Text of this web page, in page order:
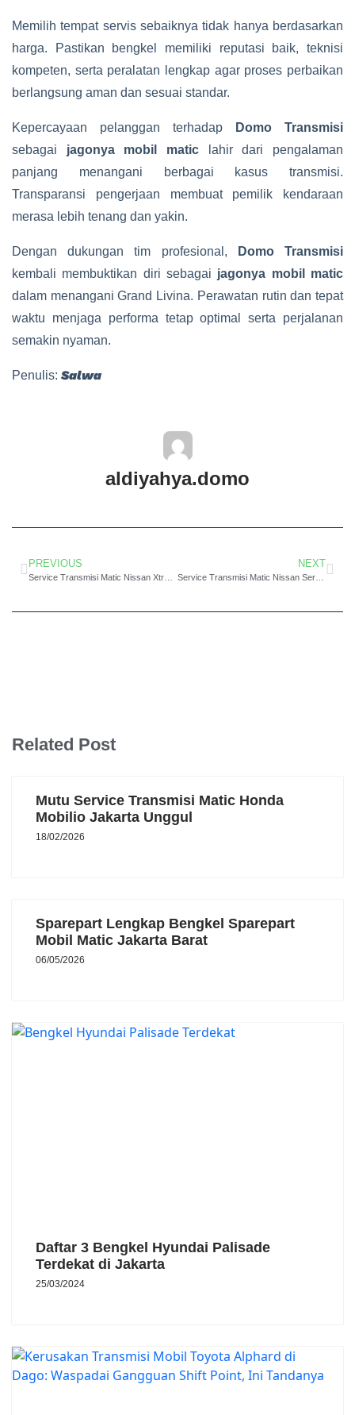
Memilih tempat servis sebaiknya tidak hanya berdasarkan
harga. Pastikan bengkel memiliki reputasi baik, teknisi
kompeten, serta peralatan lengkap agar proses perbaikan
berlangsung aman dan sesuai standar.
Kepercayaan pelanggan terhadap
Domo Transmisi
sebagai jagonya mobil matic lahir dari pengalaman
panjang menangani berbagai kasus transmisi.
Transparansi pengerjaan membuat pemilik kendaraan
merasa lebih tenang dan yakin.
Dengan dukungan tim profesional,
Domo Transmisi
kembali membuktikan diri sebagai jagonya mobil matic
dalam menangani Grand Livina. Perawatan rutin dan tepat
waktu menjaga performa tetap optimal serta perjalanan
semakin nyaman.
Penulis: Salwa
aldiyahya.domo
PREVIOUS NEXT
Service Transmisi Matic Nissan Serena Jakarta Promo Spesial
Related Post
Mutu Service Transmisi Matic Honda
Mobilio Jakarta Unggul
18/02/2026
Sparepart Lengkap Bengkel Sparepart
Mobil Matic Jakarta Barat
06/05/2026
Daftar 3 Bengkel Hyundai Palisade
Terdekat di Jakarta
25/03/2024